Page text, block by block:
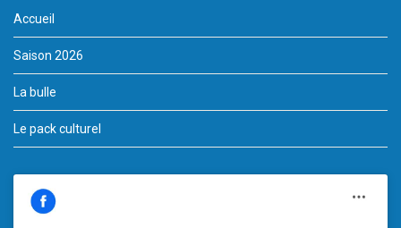
Accueil
Saison 2026
La bulle
Le pack culturel